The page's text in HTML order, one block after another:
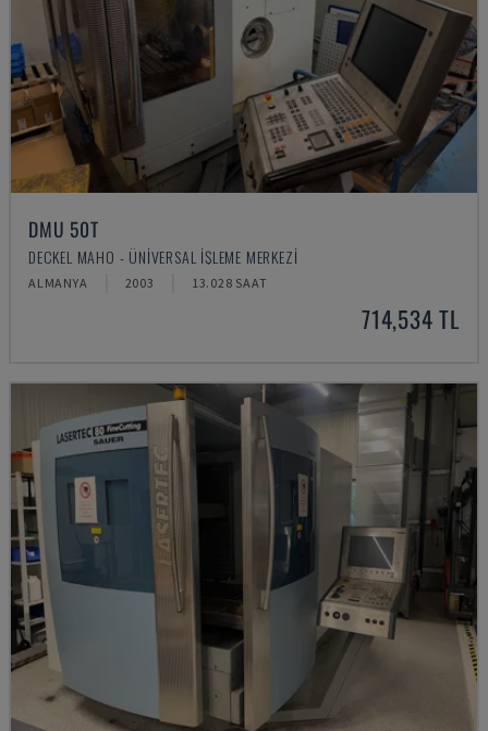
DMU 50T
DECKEL MAHO - ÜNIVERSAL İŞLEME MERKEZI
ALMANYA 2003 13.028 SAAT
714,534 TL